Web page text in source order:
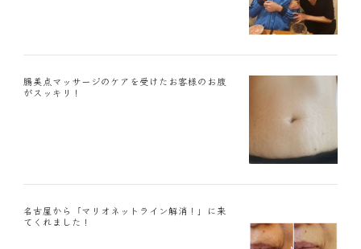
腸美点マッサージのケアを受けたお客様のお腹
がスッキリ！
名古屋から「マリオネットライン解消！」に来
てくれました！